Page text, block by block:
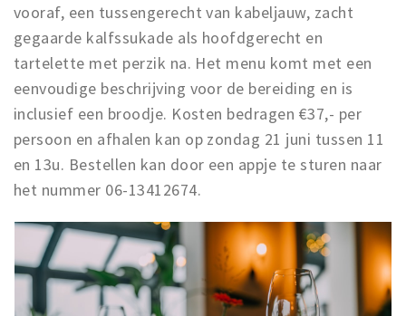
vooraf, een tussengerecht van kabeljauw, zacht
gegaarde kalfssukade als hoofdgerecht en
tartelette met perzik na. Het menu komt met een
eenvoudige beschrijving voor de bereiding en is
inclusief een broodje. Kosten bedragen €37,- per
persoon en afhalen kan op zondag 21 juni tussen 11
en 13u. Bestellen kan door een appje te sturen naar
het nummer 06-13412674.